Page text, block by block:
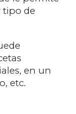
tipo de
en un
etc.